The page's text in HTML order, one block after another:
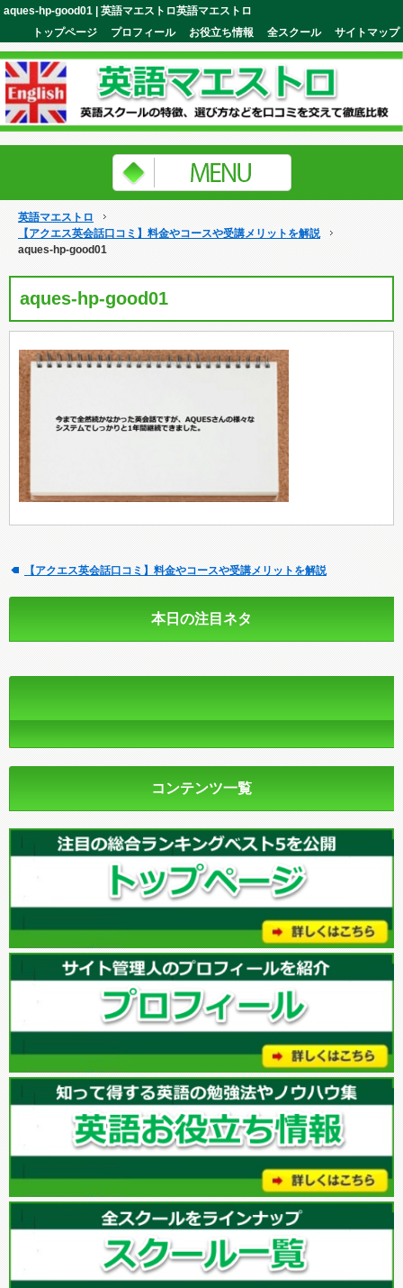
aques-hp-good01 | 英語マエストロ英語マエストロ
サイトマップ
全スクール
お役立ち情報
プロフィール
トップページ
英語マエストロ
【アクエス英会話口コミ】料金やコースや受講メリットを解説
aques-hp-good01
aques-hp-good01
【アクエス英会話口コミ】料金やコースや受講メリットを解説
本日の注目ネタ
コンテンツ一覧